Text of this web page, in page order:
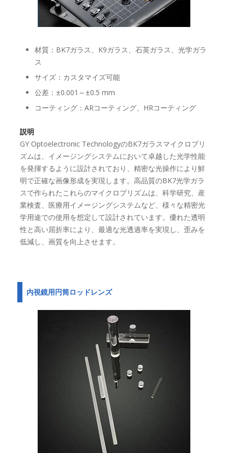
材質：BK7ガラス、K9ガラス、石英ガラス、光学ガラ
ス
サイズ：カスタマイズ可能
公差：±0.001～±0.5 mm
コーティング：ARコーティング、HRコーティング
説明
GY Optoelectronic TechnologyのBK7ガラスマイクロプリ
ズムは、イメージングシステムにおいて卓越した光学性能
を発揮するように設計されており、精密な光操作により鮮
明で正確な画像形成を実現します。高品質のBK7光学ガラ
スで作られたこれらのマイクロプリズムは、科学研究、産
業検査、医療用イメージングシステムなど、様々な精密光
学用途での使用を想定して設計されています。優れた透明
性と高い屈折率により、最適な光透過率を実現し、歪みを
低減し、画質を向上させます。
内視鏡用円筒ロッドレンズ